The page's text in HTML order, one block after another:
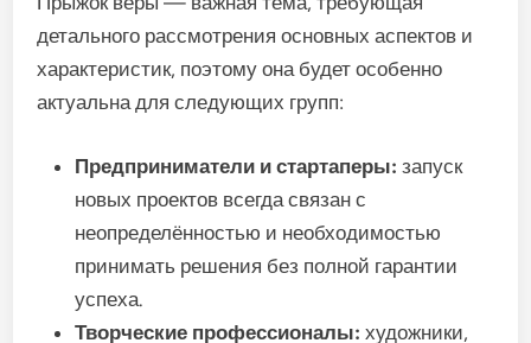
детального рассмотрения основных аспектов и
характеристик, поэтому она будет особенно
актуальна для следующих групп:
Предприниматели и стартаперы: запуск
новых проектов всегда связан с
неопределённостью и необходимостью
принимать решения без полной гарантии
успеха.
Творческие профессионалы: художники,